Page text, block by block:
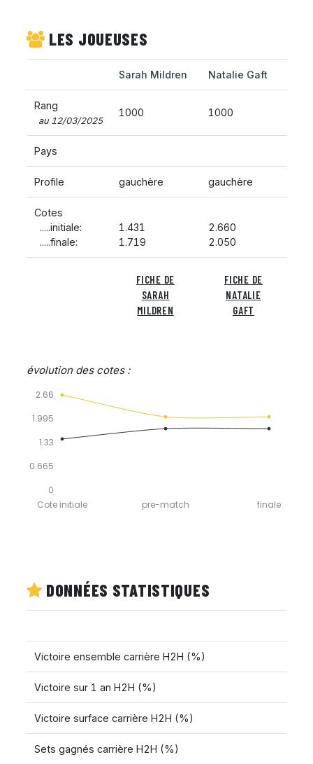
LES JOUEUSES
Sarah Mildren Natalie Gaft
Rang
au 12/03/2025
1000 1000
Pays
Profile gauchère gauchère
Cotes
.....initiale:
.....finale:
1.431
1.719
2.660
2.050
FICHE DE
SARAH
MILDREN
FICHE DE
NATALIE
GAFT
évolution des cotes :
0
0.665
1.33
1.995
2.66
finale
pre-match
Cote initiale
DONNÉES STATISTIQUES
Victoire ensemble carrière H2H (%)
Victoire sur 1 an H2H (%)
Victoire surface carrière H2H (%)
Sets gagnés carrière H2H (%)